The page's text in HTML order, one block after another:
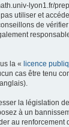
lyon1.fr/
utiliser et
de
la « licence
cas être tenu
la législation
à un
au renforcement